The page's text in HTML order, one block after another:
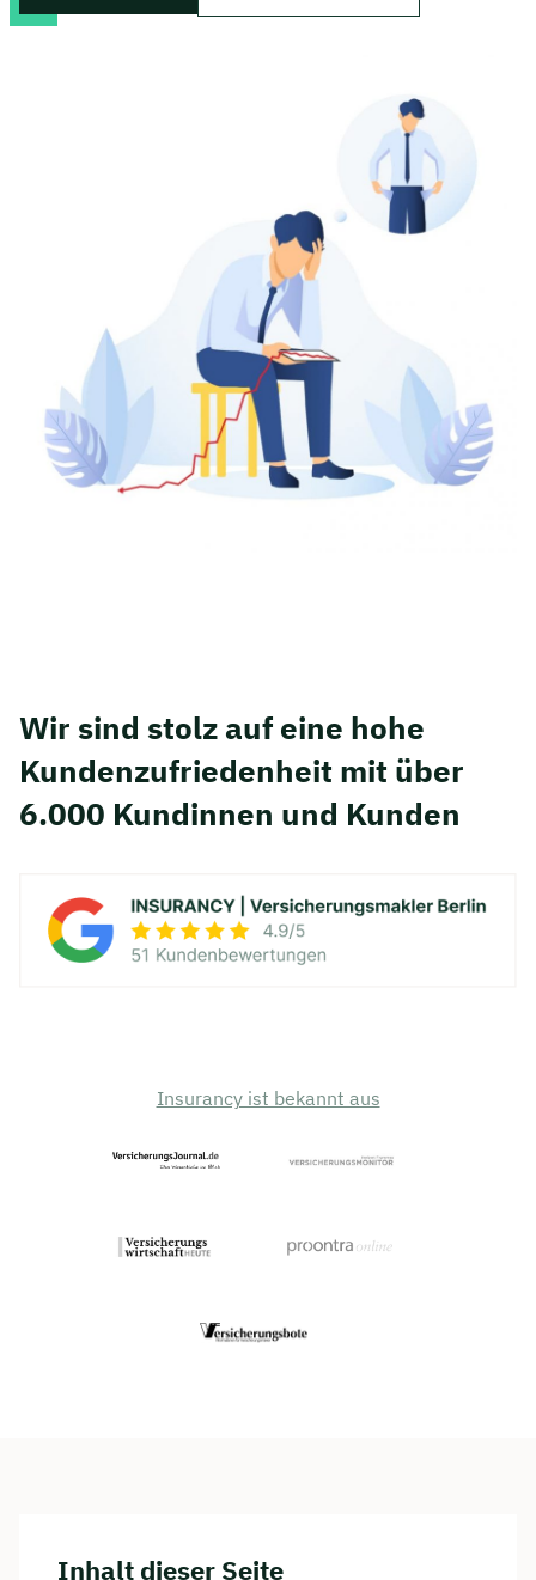
Wir sind stolz auf eine hohe
Kunden­zufriedenheit mit über
6.000 Kundinnen und Kunden
Insurancy ist bekannt aus
Inhalt dieser Seite